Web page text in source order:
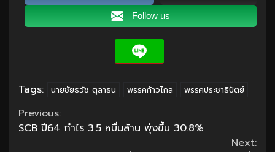
Follow us
Tags: นายชัยธวัช ตุลาธน พรรคก้าวไกล พรรคประชาธิปัตย์
Continue
Previous:
SCB ปี64 กำไร 3.5 หมื่นล้าน พุ่งขึ้น 30.8%
Next: